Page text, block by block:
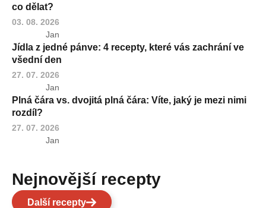
co dělat?
03. 08. 2026
Jan
Jídla z jedné pánve: 4 recepty, které vás zachrání ve
všední den
27. 07. 2026
Jan
Plná čára vs. dvojitá plná čára: Víte, jaký je mezi nimi
rozdíl?
27. 07. 2026
Jan
Nejnovější recepty
Další recepty